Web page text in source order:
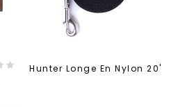
Hunter Longe En Nylon 20'